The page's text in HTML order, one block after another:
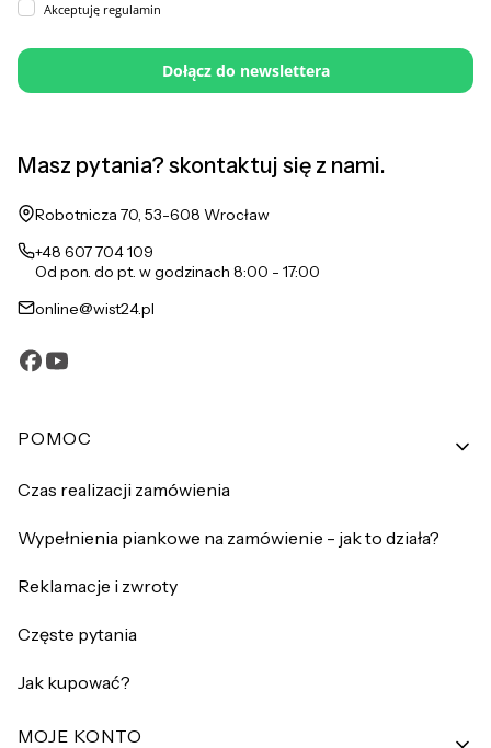
Akceptuję regulamin
Dołącz do newslettera
Masz pytania? skontaktuj się z nami.
Adres:
Robotnicza 70, 53-608 Wrocław
+48 607 704 109
Od pon. do pt. w godzinach 8:00 - 17:00
online@wist24.pl
Linki w stopce
POMOC
Czas realizacji zamówienia
Wypełnienia piankowe na zamówienie - jak to działa?
Reklamacje i zwroty
Częste pytania
Jak kupować?
MOJE KONTO